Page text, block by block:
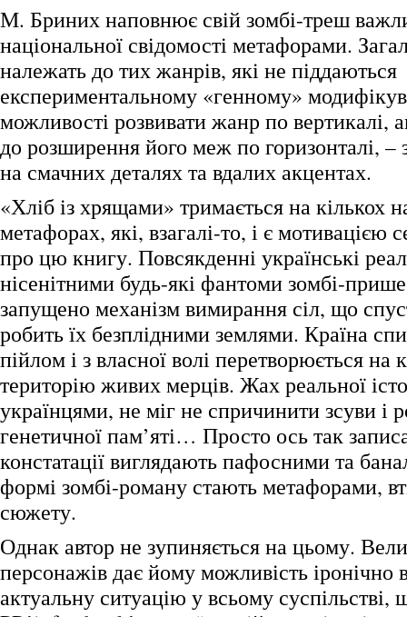
М. Бриних наповнює свій зомбі-треш
національної свідомості метафорами.
належать до тих жанрів, які не піддаються
експериментальному «генному»
можливості розвивати жанр по вертикалі,
до розширення його меж по горизонталі,
на смачних деталях та вдалих акцентах.
«Хліб із хрящами» тримається на кількох
метафорах, які, взагалі-то, і є мотивацією
про цю книгу. Повсякденні українські
нісенітними будь-які фантоми зомбі-
запущено механізм вимирання сіл, що
робить їх безплідними землями. Країна
пійлом і з власної волі перетворюється на
територію живих мерців. Жах реальної
українцями, не міг не спричинити зсуви і
генетичної пам’яті… Просто ось так
констатації виглядають пафосними та
формі зомбі-роману стають метафорами,
сюжету.
Однак автор не зупиняється на цьому.
персонажів дає йому можливість іронічно
актуальну ситуацію у всьому суспільстві,